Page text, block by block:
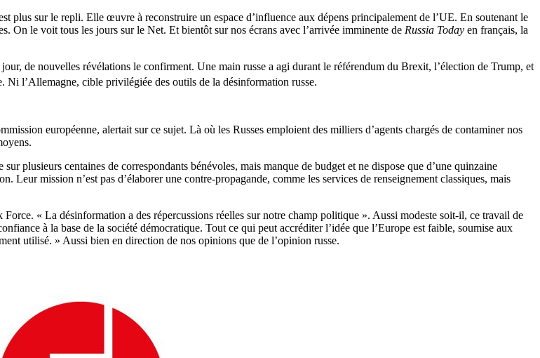
plus sur le repli. Elle œuvre à reconstruire un espace d’influence aux dépens principalement de l’UE. En soutenant le
On le voit tous les jours sur le Net. Et bientôt sur nos écrans avec l’arrivée imminente de Russia Today en français, la
de nouvelles révélations le confirment. Une main russe a agi durant le référendum du Brexit, l’élection de Trump, et
Ni l’Allemagne, cible privilégiée des outils de la désinformation russe.
européenne, alertait sur ce sujet. Là où les Russes emploient des milliers d’agents chargés de contaminer nos
sur plusieurs centaines de correspondants bénévoles, mais manque de budget et ne dispose que d’une quinzaine
Leur mission n’est pas d’élaborer une contre-propagande, comme les services de renseignement classiques, mais
« La désinformation a des répercussions réelles sur notre champ politique ». Aussi modeste soit-il, ce travail de
à la base de la société démocratique. Tout ce qui peut accréditer l’idée que l’Europe est faible, soumise aux
utilisé. » Aussi bien en direction de nos opinions que de l’opinion russe.